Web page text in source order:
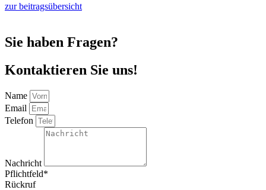
zur beitragsübersicht
Sie haben Fragen?
Kontaktieren Sie uns!
Name
Email
Telefon
Nachricht
Pflichtfeld*
Rückruf